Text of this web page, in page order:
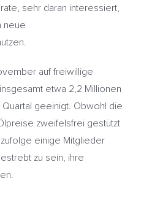
sehr daran interessiert,
neue
auf freiwillige
etwa 2,2 Millionen
geeinigt. Obwohl die
zweifelsfrei gestützt
einige Mitglieder
zu sein, ihre